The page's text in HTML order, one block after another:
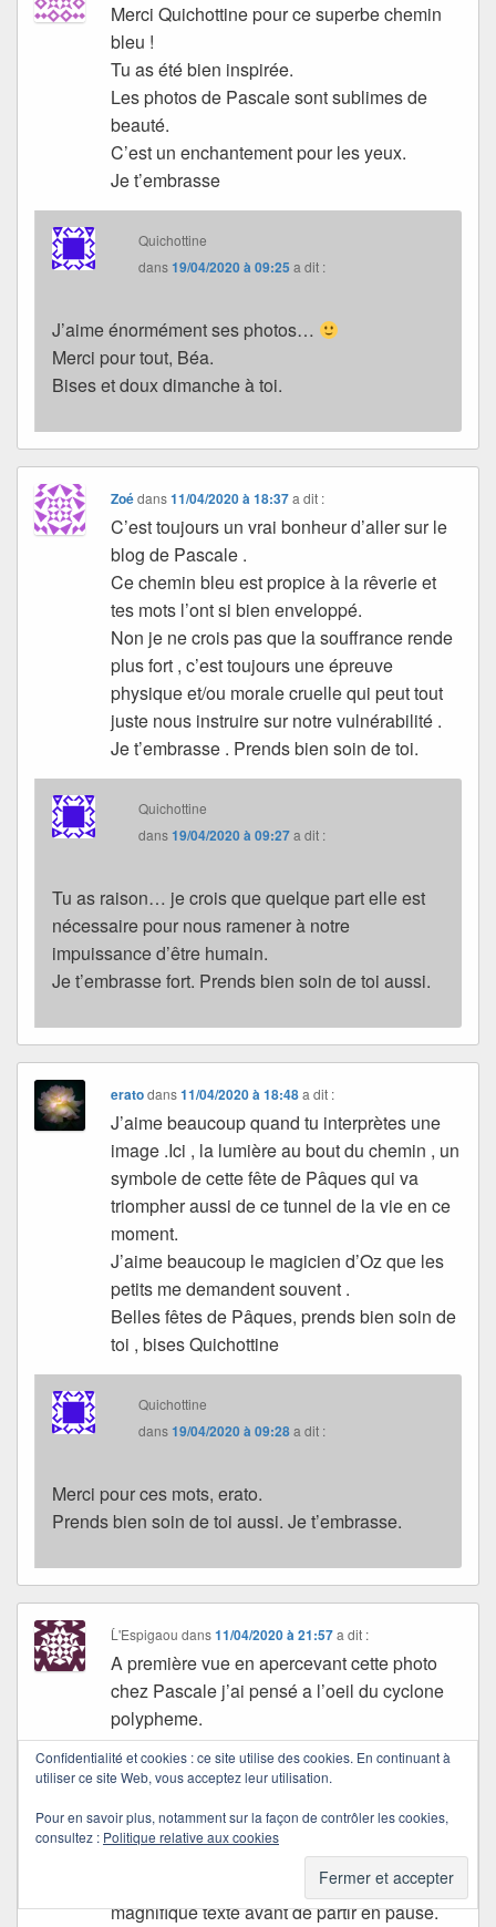
Merci Quichottine pour ce superbe chemin
bleu !
Tu as été bien inspirée.
Les photos de Pascale sont sublimes de
beauté.
C’est un enchantement pour les yeux.
Je t’embrasse
Quichottine
dans19/04/2020 à 09:25 a dit :
J’aime énormément ses photos…
Merci pour tout, Béa.
Bises et doux dimanche à toi.
Zoédans11/04/2020 à 18:37 a dit :
C’est toujours un vrai bonheur d’aller sur le
blog de Pascale .
Ce chemin bleu est propice à la rêverie et
tes mots l’ont si bien enveloppé.
Non je ne crois pas que la souffrance rende
plus fort , c’est toujours une épreuve
physique et/ou morale cruelle qui peut tout
juste nous instruire sur notre vulnérabilité .
Je t’embrasse . Prends bien soin de toi.
Quichottine
dans19/04/2020 à 09:27a dit :
Tu as raison… je crois que quelque part elle est
nécessaire pour nous ramener à notre
impuissance d’être humain.
Je t’embrasse fort. Prends bien soin de toi aussi.
eratodans11/04/2020 à 18:48 a dit :
J’aime beaucoup quand tu interprètes une
image .Ici , la lumière au bout du chemin , un
symbole de cette fête de Pâques qui va
triompher aussi de ce tunnel de la vie en ce
moment.
J’aime beaucoup le magicien d’Oz que les
petits me demandent souvent .
Belles fêtes de Pâques, prends bien soin de
toi , bises Quichottine
Quichottine
dans19/04/2020 à 09:28a dit :
Merci pour ces mots, erato.
Prends bien soin de toi aussi. Je t’embrasse.
Ĺ'Espigaou dans11/04/2020 à 21:57 a dit :
A première vue en apercevant cette photo
chez Pascale j’ai pensé a l’oeil du cyclone
polypheme.
Je ne suis pas sûre que son unique oeil soit
bleu.
J’aime l’idée de ton chemin, celui-ci pourrait
J’espère que Pascale aura pu lire ce
magnifique texte avant de partir en pause.
Confidentialité et cookies : ce site utilise des cookies. En continuant à
utiliser ce site Web, vous acceptez leur utilisation.
Pour en savoir plus, notamment sur la façon de contrôler les cookies,
consultez : Politique relative aux cookies